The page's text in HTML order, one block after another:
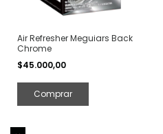
Air Refresher Meguiars Back
Chrome
$45.000,00